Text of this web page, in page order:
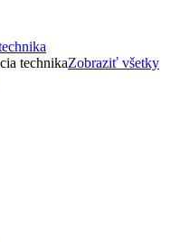
technikaZobraziť všetky